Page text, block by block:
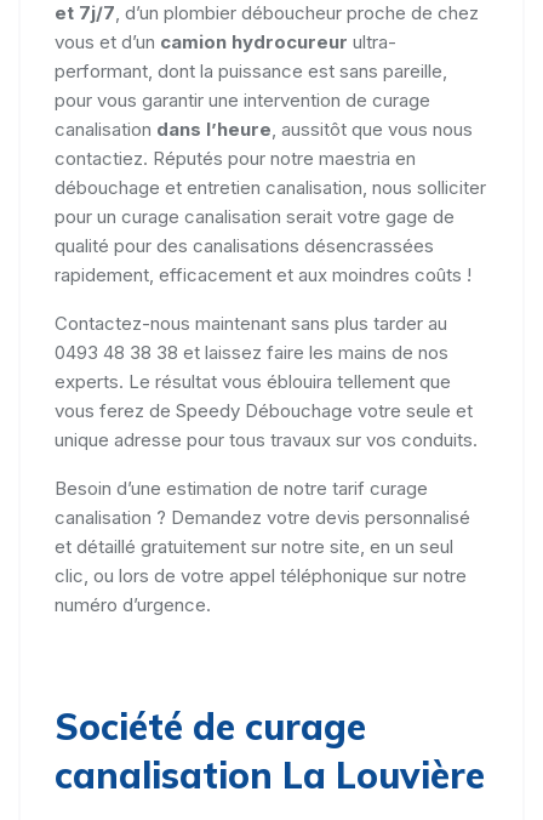
et 7j/7, d’un plombier déboucheur proche de chez
vous et d’un camion hydrocureur ultra-
performant, dont la puissance est sans pareille,
pour vous garantir une intervention de curage
canalisation dans l’heure, aussitôt que vous nous
contactiez. Réputés pour notre maestria en
débouchage et entretien canalisation, nous solliciter
pour un curage canalisation serait votre gage de
qualité pour des canalisations désencrassées
rapidement, efficacement et aux moindres coûts !
Contactez-nous maintenant sans plus tarder au
0493 48 38 38 et laissez faire les mains de nos
experts. Le résultat vous éblouira tellement que
vous ferez de Speedy Débouchage votre seule et
unique adresse pour tous travaux sur vos conduits.
Besoin d’une estimation de notre tarif curage
canalisation ? Demandez votre devis personnalisé
et détaillé gratuitement sur notre site, en un seul
clic, ou lors de votre appel téléphonique sur notre
numéro d’urgence.
Société de curage
canalisation La Louvière